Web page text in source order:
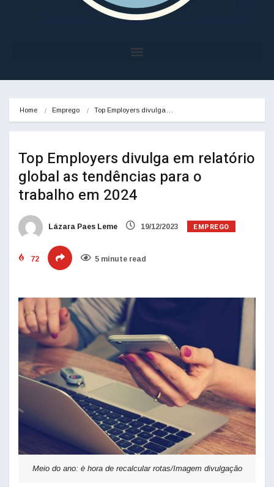
Home Emprego Top Employers divulga…
Top Employers divulga em relatório
global as tendências para o
trabalho em 2024
Lázara Paes Leme 19/12/2023 EMPREGO
72 5 minute read
Meio do ano: è hora de recalcular rotas/Imagem divulgação